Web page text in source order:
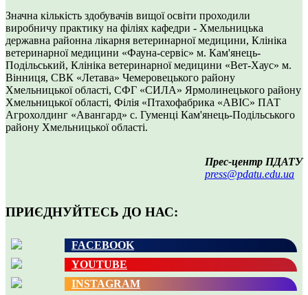
Значна кількість здобувачів вищої освіти проходили
виробничу практику на філіях кафедри - Хмельницька
державна районна лікарня ветеринарної медицини, Клініка
ветеринарної медицини «Фауна-сервіс» м. Кам'янець-
Подільський, Клініка ветеринарної медицини «Вет-Хаус» м.
Вінниця, СВК «Летава» Чемеровецького району
Хмельницької області, СФГ «СИЛА» Ярмолинецького району
Хмельницької області, Філія «Птахофабрика «АВІС» ПАТ
Агрохолдинг «Авангард» с. Гуменці Кам'янець-Подільського
району Хмельницької області.
Прес-центр ПДАТУ
press@pdatu.edu.ua
ПРИЄДНУЙТЕСЬ ДО НАС:
FACEBOOK
YOUTUBE
INSTAGRAM